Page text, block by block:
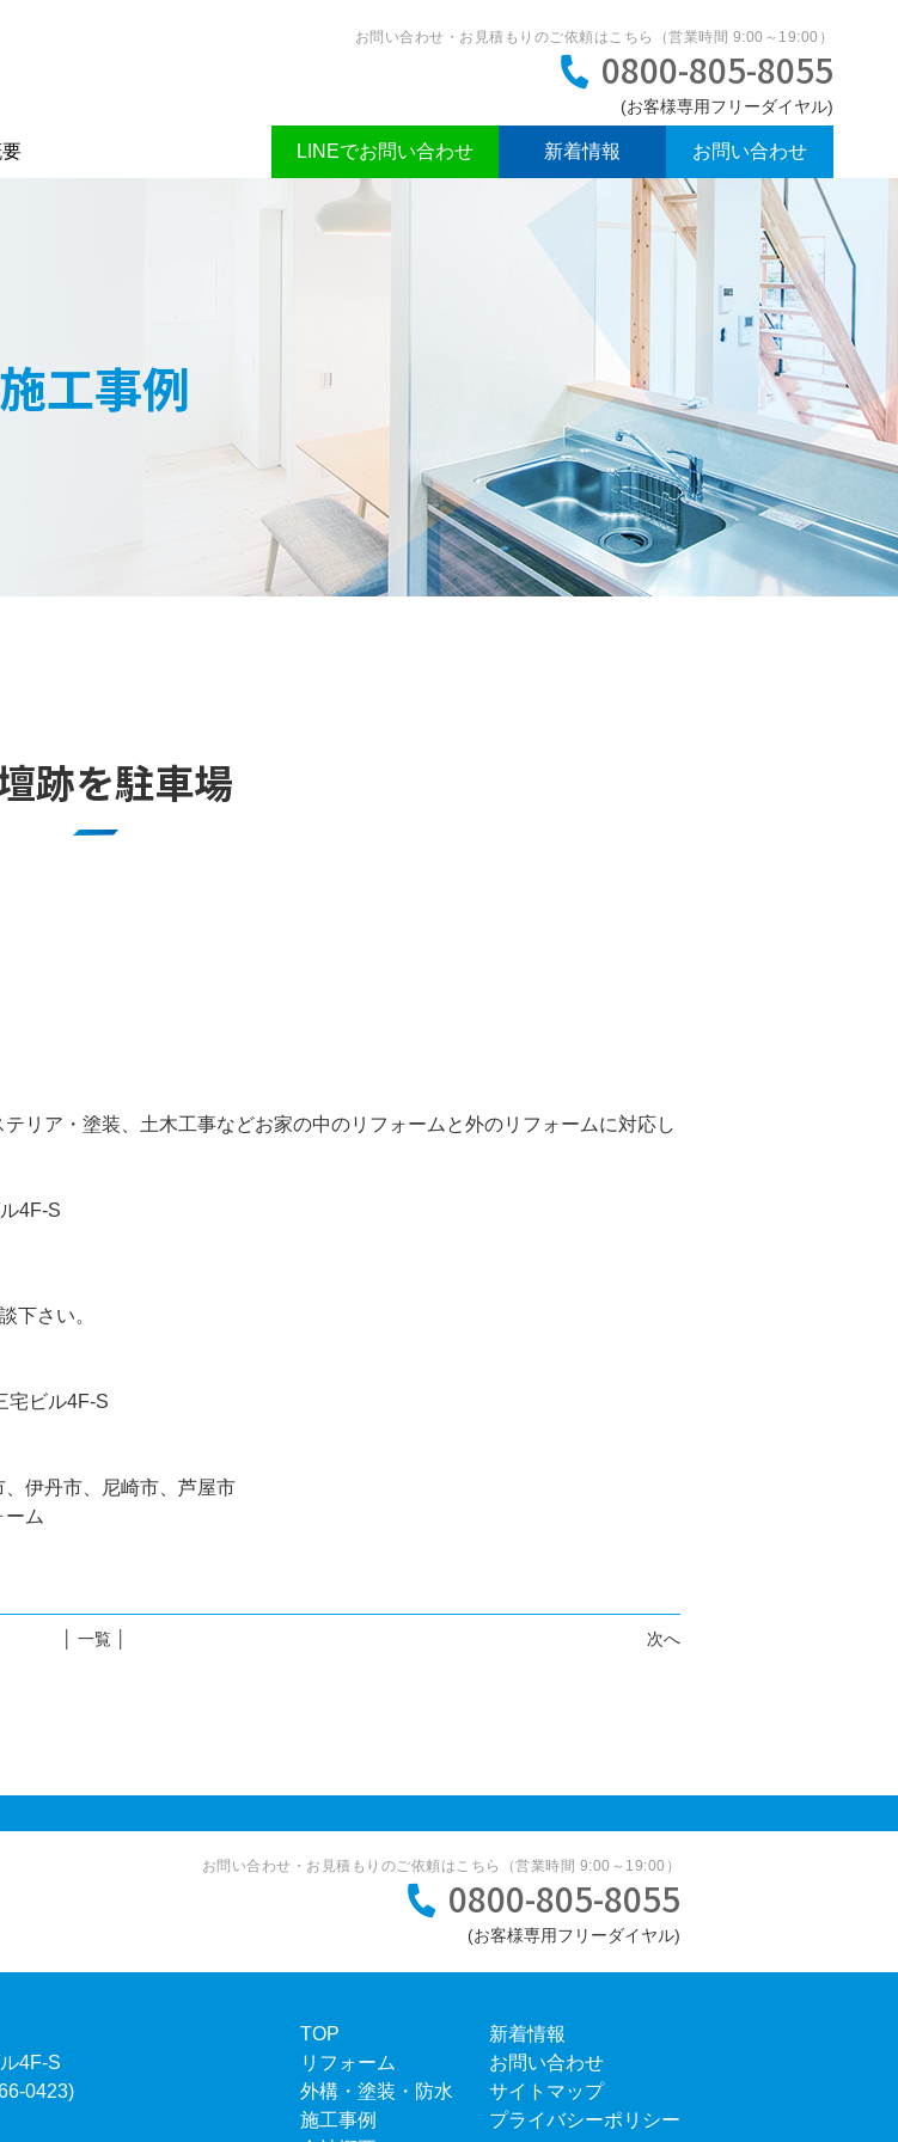
お問い合わせ・お見積もりのご依頼はこちら（営業時間 9:00～19:00）
0800-805-8055
LINEでお問い合わせ 新着情報 お問い合わせ
施工事例
跡を駐車場
リア・塗装、土木工事などお家の中のリフォームと外のリフォームに対応し
4F-S
下さい。
宅ビル4F-S
伊丹市、尼崎市、芦屋市
ム
次へ
│ 一覧 │
お問い合わせ・お見積もりのご依頼はこちら（営業時間 9:00～19:00）
0800-805-8055
4F-S
0423)
TOP
リフォーム
外構・塗装・防水
施工事例
新着情報
お問い合わせ
サイトマップ
プライバシーポリシー